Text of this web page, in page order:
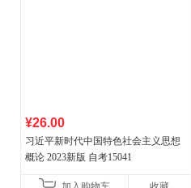
¥26.00
习近平新时代中国特色社会主义思想
概论 2023新版 自考15041